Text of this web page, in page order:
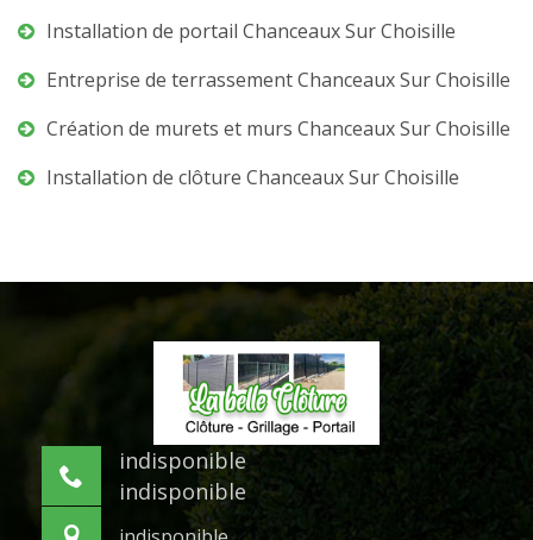
Installation de portail Chanceaux Sur Choisille
Entreprise de terrassement Chanceaux Sur Choisille
Création de murets et murs Chanceaux Sur Choisille
Installation de clôture Chanceaux Sur Choisille
indisponible
indisponible